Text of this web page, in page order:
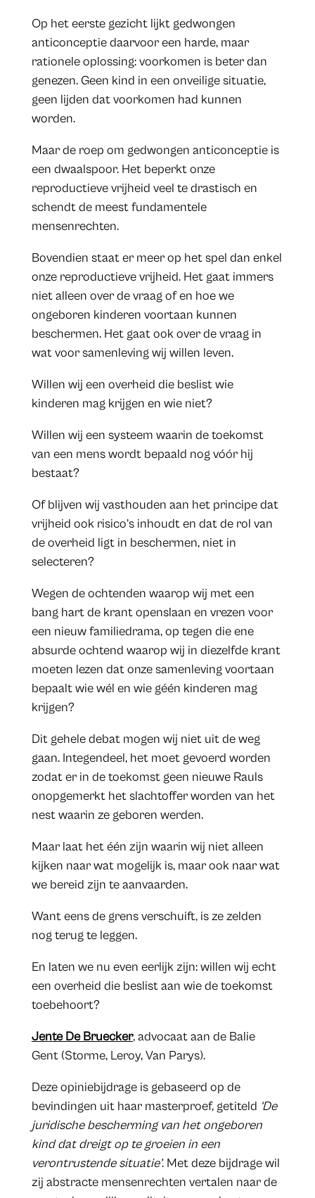
Op het eerste gezicht lijkt gedwongen
anticonceptie daarvoor een harde, maar
rationele oplossing: voorkomen is beter dan
genezen. Geen kind in een onveilige situatie,
geen lijden dat voorkomen had kunnen
worden.
Maar de roep om gedwongen anticonceptie is
een dwaalspoor. Het beperkt onze
reproductieve vrijheid veel te drastisch en
schendt de meest fundamentele
mensenrechten.
Bovendien staat er meer op het spel dan enkel
onze reproductieve vrijheid. Het gaat immers
niet alleen over de vraag of en hoe we
ongeboren kinderen voortaan kunnen
beschermen. Het gaat ook over de vraag in
wat voor samenleving wij willen leven.
Willen wij een overheid die beslist wie
kinderen mag krijgen en wie niet?
Willen wij een systeem waarin de toekomst
van een mens wordt bepaald nog vóór hij
bestaat?
Of blijven wij vasthouden aan het principe dat
vrijheid ook risico’s inhoudt en dat de rol van
de overheid ligt in beschermen, niet in
selecteren?
Wegen de ochtenden waarop wij met een
bang hart de krant openslaan en vrezen voor
een nieuw familiedrama, op tegen die ene
absurde ochtend waarop wij in diezelfde krant
moeten lezen dat onze samenleving voortaan
bepaalt wie wél en wie géén kinderen mag
krijgen?
Dit gehele debat mogen wij niet uit de weg
gaan. Integendeel, het moet gevoerd worden
zodat er in de toekomst geen nieuwe Rauls
onopgemerkt het slachtoffer worden van het
nest waarin ze geboren werden.
Maar laat het één zijn waarin wij niet alleen
kijken naar wat mogelijk is, maar ook naar wat
we bereid zijn te aanvaarden.
Want eens de grens verschuift, is ze zelden
nog terug te leggen.
En laten we nu even eerlijk zijn: willen wij echt
een overheid die beslist aan wie de toekomst
toebehoort?
Jente De Bruecker, advocaat aan de Balie
Gent (Storme, Leroy, Van Parys).
Deze opiniebijdrage is gebaseerd op de
bevindingen uit haar masterproef, getiteld ‘De
juridische bescherming van het ongeboren
kind dat dreigt op te groeien in een
verontrustende situatie’. Met deze bijdrage wil
zij abstracte mensenrechten vertalen naar de